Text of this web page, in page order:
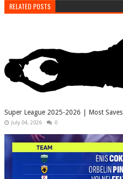
RELATED POSTS
Super League 2025-2026 | Most Saves
July 04, 2026 0